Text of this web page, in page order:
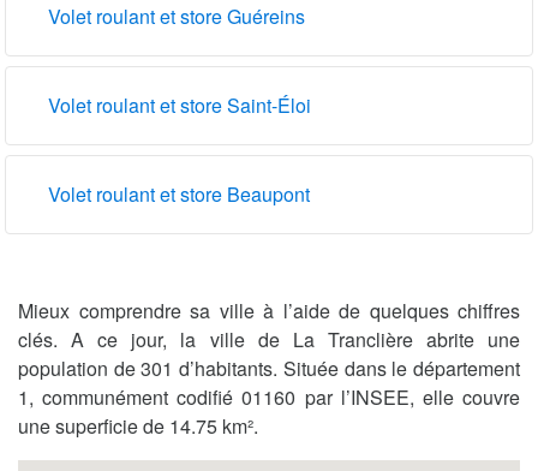
Volet roulant et store Guéreins
Volet roulant et store Saint-Éloi
Volet roulant et store Beaupont
Mieux comprendre sa ville à l’aide de quelques chiffres
clés. A ce jour, la ville de La Tranclière abrite une
population de 301 d’habitants. Située dans le département
1, communément codifié 01160 par l’INSEE, elle couvre
une superficie de 14.75 km².